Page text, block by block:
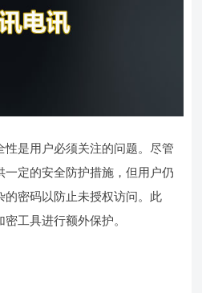
是用户必须关注的问题。尽管
一定的安全防护措施，但用户仍
的密码以防止未授权访问。此
工具进行额外保护。